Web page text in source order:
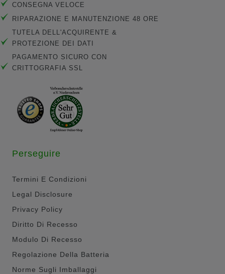
CONSEGNA VELOCE
RIPARAZIONE E MANUTENZIONE 48 ORE
TUTELA DELL'ACQUIRENTE &
PROTEZIONE DEI DATI
PAGAMENTO SICURO CON
CRITTOGRAFIA SSL
Perseguire
Termini E Condizioni
Legal Disclosure
Privacy Policy
Diritto Di Recesso
Modulo Di Recesso
Regolazione Della Batteria
Norme Sugli Imballaggi